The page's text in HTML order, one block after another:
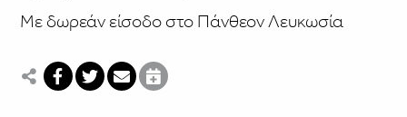
Με δωρεάν είσοδο στο Πάνθεον Λευκωσία